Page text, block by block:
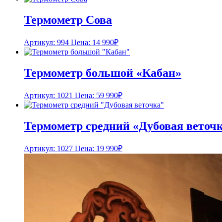
Термометр Сова
Артикул: 994 Цена: 14 990₽
Термометр большой «Кабан»
Артикул: 1021 Цена: 59 990₽
Термометр средний «Дубовая
Артикул: 1027 Цена: 19 990₽